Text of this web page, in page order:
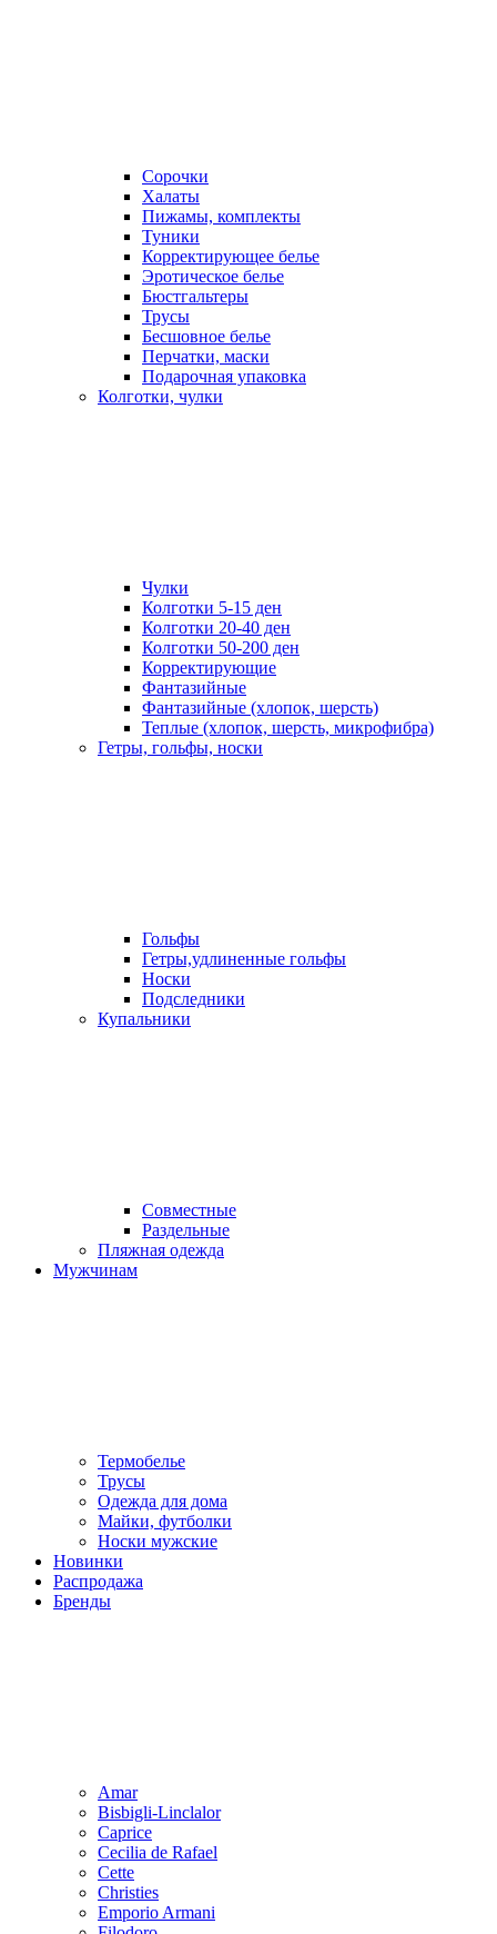
Сорочки
Халаты
Пижамы, комплекты
Туники
Корректирующее белье
Эротическое белье
Бюстгальтеры
Трусы
Бесшовное белье
Перчатки, маски
Подарочная упаковка
Колготки, чулки
Чулки
Колготки 5-15 ден
Колготки 20-40 ден
Колготки 50-200 ден
Корректирующие
Фантазийные
Фантазийные (хлопок, шерсть)
Теплые (хлопок, шерсть, микрофибра)
Гетры, гольфы, носки
Гольфы
Гетры,удлиненные гольфы
Носки
Подследники
Купальники
Совместные
Раздельные
Пляжная одежда
Мужчинам
Термобелье
Трусы
Одежда для дома
Майки, футболки
Носки мужские
Новинки
Распродажа
Бренды
Amar
Bisbigli-Linclalor
Caprice
Cecilia de Rafael
Cette
Christies
Emporio Armani